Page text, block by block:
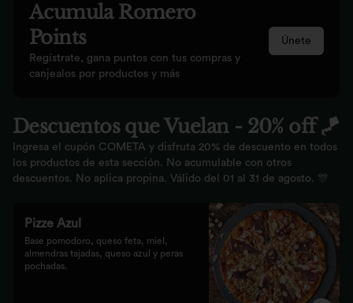
Acumula Romero
Points
Regístrate, gana puntos con tus compras y
canjealos por productos y más
Únete
Descuentos que Vuelan - 20% off 🪁
Ingresa el cupón COMETA y disfruta 20% de descuento en todos
los productos de esta sección. No acumulable con otros
descuentos. No aplica propina. Válido del 01 al 31 de agosto. 🎊
Pizze Azul
Base pomodoro, queso feta, miel,
almendras tajadas, queso azul y peras
pochadas.